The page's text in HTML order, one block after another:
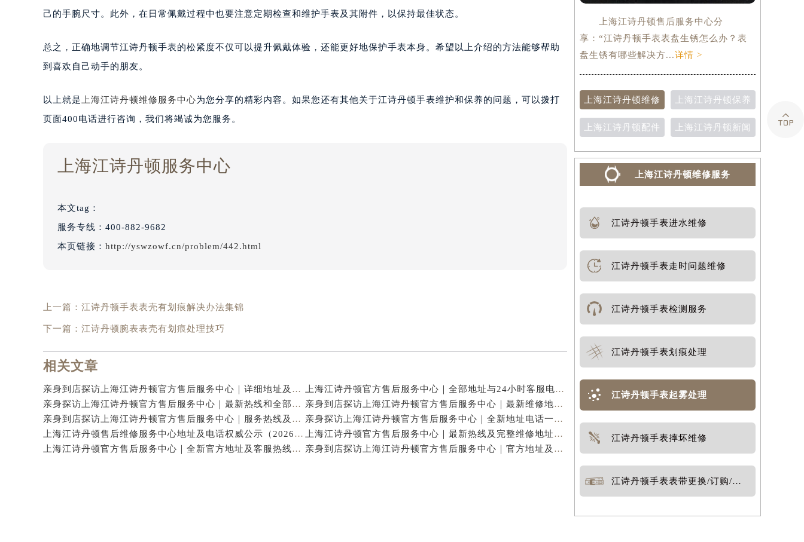
己的手腕尺寸。此外，在日常佩戴过程中也要注意定期检查和维护手表及其附件，以保持最佳状态。
总之，正确地调节江诗丹顿手表的松紧度不仅可以提升佩戴体验，还能更好地保护手表本身。希望以上介绍的方法能够帮助
到喜欢自己动手的朋友。
以上就是 上海江诗丹顿维修服务中心为您分享的精彩内容。如果您还有其他关于江诗丹顿手表维护和保养的问题，可以拨打
页面400电话进行咨询，我们将竭诚为您服务。
上海江诗丹顿服务中心
本文tag：
服务专线： 400-882-9682
本页链接： http://yswzowf.cn/problem/442.html
上一篇： 江诗丹顿手表表壳有划痕解决办法集锦
下一篇： 江诗丹顿腕表表壳有划痕处理技巧
相关文章
亲身到店探访上海江诗丹顿官方售后服务中心｜详细地址及售后服务电话（2026年7月最新）
上海江诗丹顿官方售后服务中心｜全部地址与24小时客服电话权威信息公示（2026年7月最新）
亲身探访上海江诗丹顿官方售后服务中心｜最新热线和全部网点地址（2026年7月最新）
亲身到店探访上海江诗丹顿官方售后服务中心｜最新维修地址及官方电话（2026年7月最新）
亲身到店探访上海江诗丹顿官方售后服务中心｜服务热线及门店详细地址（2026年7月最新）
亲身探访上海江诗丹顿官方售后服务中心｜全新地址电话一览（2026年7月最新）
上海江诗丹顿售后维修服务中心地址及电话权威公示（2026年7月最新）
上海江诗丹顿官方售后服务中心｜最新热线及完整维修地址权威信息公示（2026年7月最新）
上海江诗丹顿官方售后服务中心｜全新官方地址及客服热线权威信息公示（2026年7月最新）
亲身到店探访上海江诗丹顿官方售后服务中心｜官方地址及24小时客服电话（2026年7月最新）
上海江诗丹顿售后服务中心分
享：“江诗丹顿手表表盘生锈怎么办？表
盘生锈有哪些解决方...详情 >
上海江诗丹顿维修 上海江诗丹顿保养
上海江诗丹顿配件 上海江诗丹顿新闻
上海江诗丹顿维修服务
江诗丹顿手表进水维修
江诗丹顿手表走时问题维修
江诗丹顿手表检测服务
江诗丹顿手表划痕处理
江诗丹顿手表起雾处理
江诗丹顿手表摔坏维修
江诗丹顿手表表带更换/订购/定制
